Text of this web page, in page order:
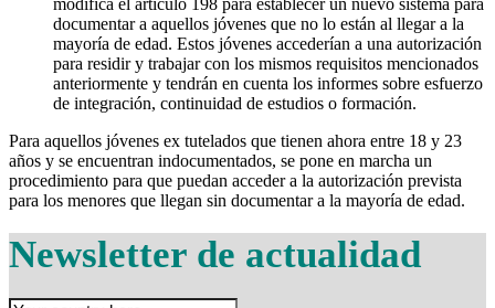
documentar a aquellos jóvenes que no lo están al llegar a la
mayoría de edad. Estos jóvenes accederían a una autorización
para residir y trabajar con los mismos requisitos mencionados
anteriormente y tendrán en cuenta los informes sobre esfuerzo
de integración, continuidad de estudios o formación.
Para aquellos jóvenes ex tutelados que tienen ahora entre 18 y 23
años y se encuentran indocumentados, se pone en marcha un
procedimiento para que puedan acceder a la autorización prevista
para los menores que llegan sin documentar a la mayoría de edad.
Newsletter de actualidad